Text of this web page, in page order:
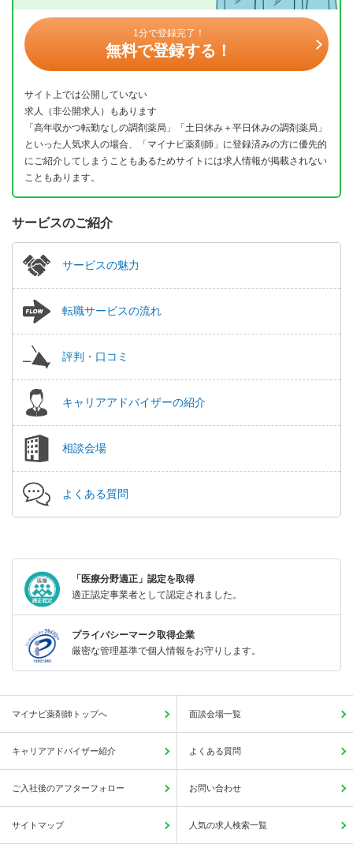
1分で登録完了！
無料で登録する！
サイト上では公開していない
求人（非公開求人）もあります
「高年収かつ転勤なしの調剤薬局」「土日休み＋平日休みの調剤薬局」
といった人気求人の場合、「マイナビ薬剤師」に登録済みの方に優先的
にご紹介してしまうこともあるためサイトには求人情報が掲載されない
こともあります。
サービスのご紹介
サービスの魅力
転職サービスの流れ
評判・口コミ
キャリアアドバイザーの紹介
相談会場
よくある質問
「医療分野適正」認定を取得
適正認定事業者として認定されました。
プライバシーマーク取得企業
厳密な管理基準で個人情報をお守りします。
マイナビ薬剤師トップへ 面談会場一覧
キャリアアドバイザー紹介 よくある質問
ご入社後のアフターフォロー お問い合わせ
サイトマップ 人気の求人検索一覧